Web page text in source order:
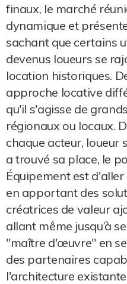
finaux, le marché
dynamique et
sachant que certains
devenus loueurs se
location historiques.
approche locative
qu'il s'agisse de
régionaux ou locaux.
chaque acteur, loueur
a trouvé sa place, le
Équipement est
en apportant des
créatrices de valeur
allant même jusqu’à
"maître d'œuvre" en
des partenaires
l'architecture